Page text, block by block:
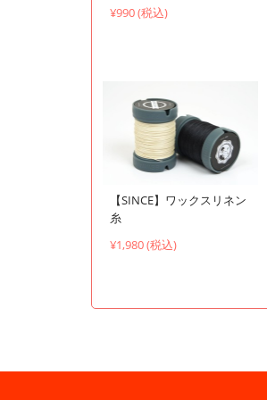
¥990 (税込)
【SINCE】ワックスリネン
糸
¥1,980 (税込)